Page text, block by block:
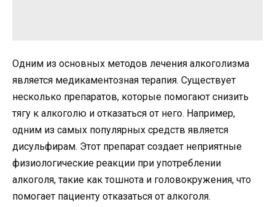
Одним из основных методов лечения алкоголизма
является медикаментозная терапия. Существует
несколько препаратов, которые помогают снизить
тягу к алкоголю и отказаться от него. Например,
одним из самых популярных средств является
дисульфирам. Этот препарат создает неприятные
физиологические реакции при употреблении
алкоголя, такие как тошнота и головокружения, что
помогает пациенту отказаться от алкоголя.